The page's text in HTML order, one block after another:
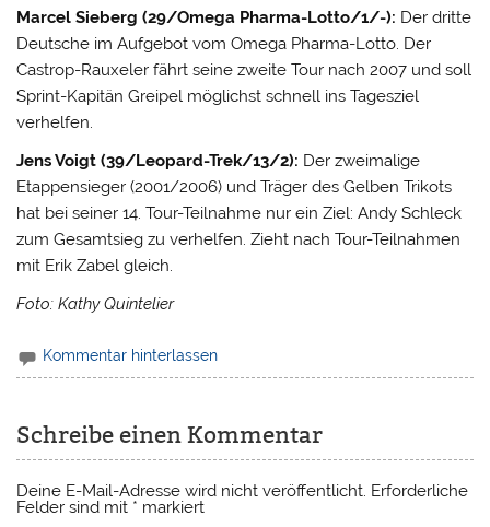
Marcel Sieberg (29/Omega Pharma-Lotto/1/-): Der dritte
Deutsche im Aufgebot vom Omega Pharma-Lotto. Der
Castrop-Rauxeler fährt seine zweite Tour nach 2007 und soll
Sprint-Kapitän Greipel möglichst schnell ins Tagesziel
verhelfen.
Jens Voigt (39/Leopard-Trek/13/2): Der zweimalige
Etappensieger (2001/2006) und Träger des Gelben Trikots
hat bei seiner 14. Tour-Teilnahme nur ein Ziel: Andy Schleck
zum Gesamtsieg zu verhelfen. Zieht nach Tour-Teilnahmen
mit Erik Zabel gleich.
Foto: Kathy Quintelier
Kommentar hinterlassen
Schreibe einen Kommentar
Deine E-Mail-Adresse wird nicht veröffentlicht. Erforderliche
Felder sind mit * markiert